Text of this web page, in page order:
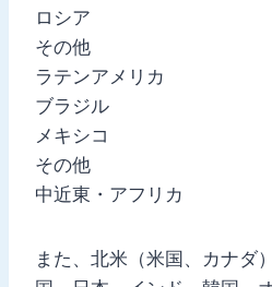
ロシア
その他
ラテンアメリカ
ブラジル
メキシコ
その他
中近東・アフリカ
また、北米（米国、カナダ